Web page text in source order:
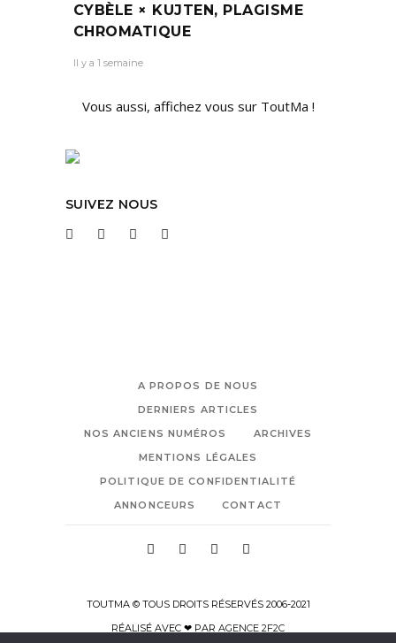
CYBÈLE × KUJTEN, PLAGISME
CHROMATIQUE
Il y a 1 semaine
Vous aussi, affichez vous sur ToutMa !
SUIVEZ NOUS
A PROPOS DE NOUS
DERNIERS ARTICLES
NOS ANCIENS NUMÉROS
ARCHIVES
MENTIONS LÉGALES
POLITIQUE DE CONFIDENTIALITÉ
ANNONCEURS
CONTACT
TOUTMA © TOUS DROITS RÉSERVÉS 2006-2021
RÉALISÉ AVEC ❤ PAR AGENCE 2F2C